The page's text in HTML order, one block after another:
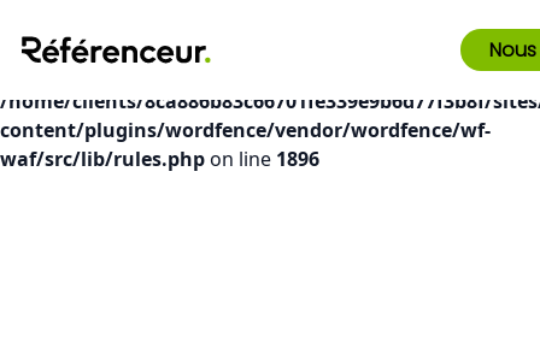
Deprecated: preg_replace(): Passing null to parameter #3
($subject) of type array|string is deprecated in
/home/clients/8ca886b83c66701fe339e9b6d77f3b8f/
content/plugins/wordfence/vendor/wordfence/wf-
waf/src/lib/rules.phpon line 1896